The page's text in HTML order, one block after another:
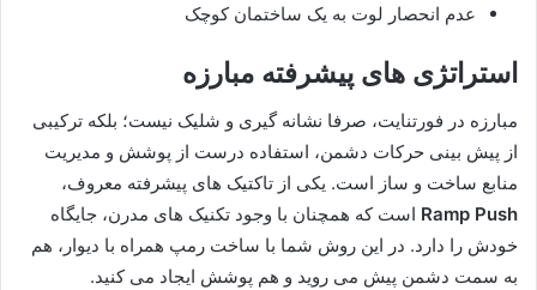
عدم انحصار لوت به یک ساختمان کوچک
استراتژی های پیشرفته مبارزه
مبارزه در فورتنایت، صرفا نشانه گیری و شلیک نیست؛ بلکه ترکیبی
از پیش بینی حرکات دشمن، استفاده درست از پوشش و مدیریت
منابع ساخت و ساز است. یکی از تاکتیک های پیشرفته معروف،
Ramp Push است که همچنان با وجود تکنیک های مدرن، جایگاه
خودش را دارد. در این روش شما با ساخت رمپ همراه با دیوار، هم
به سمت دشمن پیش می روید و هم پوشش ایجاد می کنید.